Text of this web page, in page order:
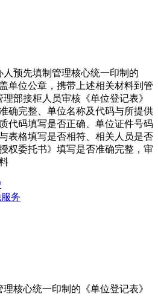
预先填制管理核心统一印制的
单位公章，携带上述相关材料到管
部接柜人员审核《单位登记表》
确完整、单位名称及代码与所提供
代码填写是否正确、单位证件号码
表格填写是否相符、相关人员是否
权委托书》填写是否准确完整，审
务
核心统一印制的《单位登记表》